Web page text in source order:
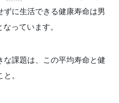
ずに生活できる健康寿命は男
っています。
課題は、この平均寿命と健
。